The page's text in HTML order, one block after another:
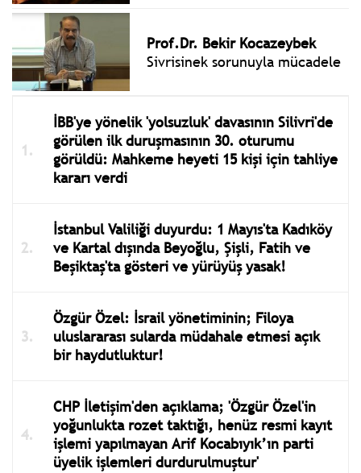
Prof.Dr. Bekir Kocazeybek
Sivrisinek sorunuyla mücadele
İBB'ye yönelik 'yolsuzluk' davasının Silivri'de
görülen ilk duruşmasının 30. oturumu
görüldü: Mahkeme heyeti 15 kişi için tahliye
kararı verdi
İstanbul Valiliği duyurdu: 1 Mayıs'ta Kadıköy
ve Kartal dışında Beyoğlu, Şişli, Fatih ve
Beşiktaş'ta gösteri ve yürüyüş yasak!
Özgür Özel: İsrail yönetiminin; Filoya
uluslararası sularda müdahale etmesi açık
bir haydutluktur!
CHP İletişim'den açıklama; 'Özgür Özel'in
yoğunlukta rozet taktığı, henüz resmi kayıt
işlemi yapılmayan Arif Kocabıyık’ın parti
üyelik işlemleri durdurulmuştur'